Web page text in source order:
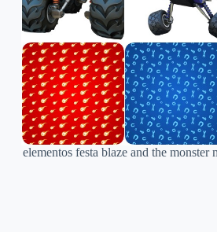
elementos festa blaze and the monster